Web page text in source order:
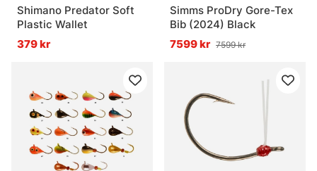
Shimano Predator Soft
Plastic Wallet
379 kr
Simms ProDry Gore-Tex
Bib (2024) Black
7599 kr 7599 kr